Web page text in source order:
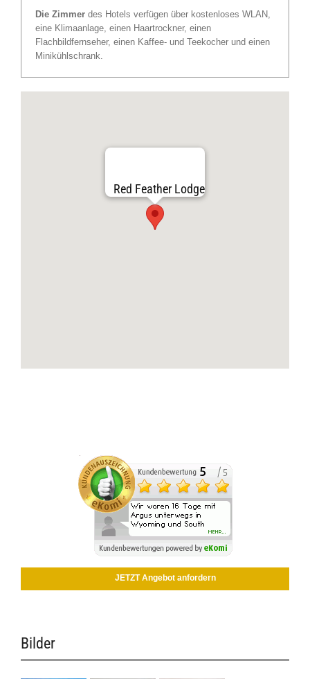
Die Zimmer des Hotels verfügen über kostenloses WLAN,
eine Klimaanlage, einen Haartrockner, einen
Flachbildfernseher, einen Kaffee- und Teekocher und einen
Minikühlschrank.
Red Feather Lodge
JETZT Angebot anfordern
Bilder